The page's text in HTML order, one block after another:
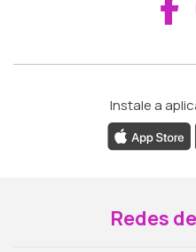
Instale a
Redes